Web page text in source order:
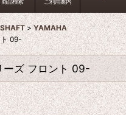
> YAMAHA
09-
ーズ フロント 09-